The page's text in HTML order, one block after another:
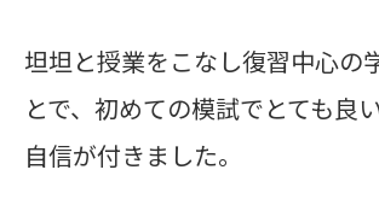
坦坦と授業をこなし復習中心の
とで、初めての模試でとても良
自信が付きました。